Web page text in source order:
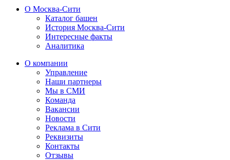
О Москва-Сити
Каталог башен
История Москва-Сити
Интересные факты
Аналитика
О компании
Управление
Наши партнеры
Мы в СМИ
Команда
Вакансии
Новости
Реклама в Сити
Реквизиты
Контакты
Отзывы